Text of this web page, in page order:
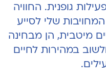
גופנית. החוויה
שלי לסייע
מיטבית, הן מבחינה
במהירות לחיים